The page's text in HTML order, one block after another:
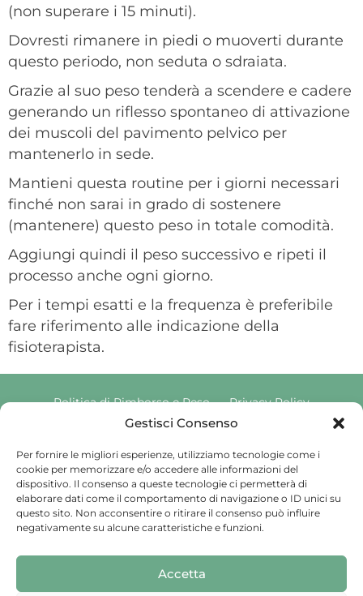
Gestisci Consenso
Per fornire le migliori esperienze, utilizziamo tecnologie come i
cookie per memorizzare e/o accedere alle informazioni del
dispositivo. Il consenso a queste tecnologie ci permetterà di
elaborare dati come il comportamento di navigazione o ID unici su
questo sito. Non acconsentire o ritirare il consenso può influire
negativamente su alcune caratteristiche e funzioni.
Accetta
(non superare i 15 minuti).
Dovresti rimanere in piedi o muoverti durante
questo periodo, non seduta o sdraiata.
Grazie al suo peso tenderà a scendere e cadere
generando un riflesso spontaneo di attivazione
dei muscoli del pavimento pelvico per
mantenerlo in sede.
Mantieni questa routine per i giorni necessari
finché non sarai in grado di sostenere
(mantenere) questo peso in totale comodità.
Aggiungi quindi il peso successivo e ripeti il
processo anche ogni giorno.
Per i tempi esatti e la frequenza è preferibile
fare riferimento alle indicazione della
fisioterapista.
Politica di Rimborso e Reso
Privacy Policy
Cookie Policy
Copyright © 2025 Pavimento Pelvico Italia beAPPI srl |
Indirizzo: Via Cassia 1827 Int. A, 00123 Roma (RM) |
P.IVA: 16569171008 | Email PEC:
pavimentopelvicoitalia@pec.it | Codice Univoco: